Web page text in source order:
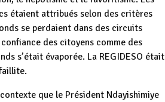
étaient attribués selon des critères
se perdaient dans des circuits
des citoyens comme des
s’était évaporée. La REGIDESO était
que le Président Ndayishimiye